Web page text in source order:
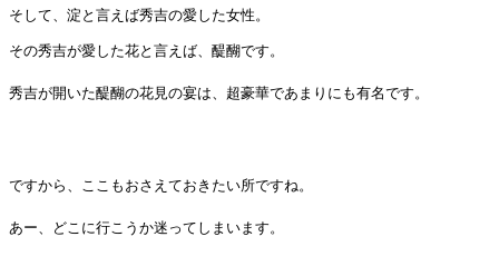
そして、淀と言えば秀吉の愛した女性。
その秀吉が愛した花と言えば、醍醐です。
秀吉が開いた醍醐の花見の宴は、超豪華であまりにも有名です。
ですから、ここもおさえておきたい所ですね。
あー、どこに行こうか迷ってしまいます。